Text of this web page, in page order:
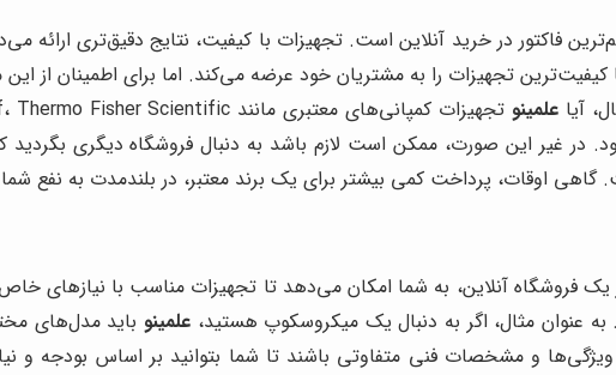
فاکتور در خرید آنلاین است. تجهیزات با کیفیت، نتایج دقیق‌تری
تجهیزات را به مشتریان خود عرضه می‌کند. اما برای اطمینان از
آیاعلمینو
غیر این صورت، ممکن است لازم باشد به دنبال فروشگاه دیگری بگردید
اوقات، پرداخت کمی بیشتر برای یک برند معتبر، در بلندمدت به نفع
فروشگاه آنلاین، به شما امکان می‌دهد تا تجهیزات مناسب با نیازهای خاص
عنوان مثال، اگر به دنبال یک میکروسکوپ هستید، علمینو باید مدل‌های
و مشخصات فنی متفاوتی باشند تا شما بتوانید بر اساس بودجه و